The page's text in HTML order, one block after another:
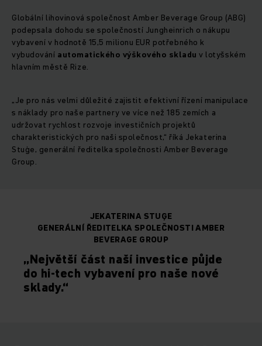
Globální lihovinová společnost Amber Beverage Group (ABG)
podepsala dohodu se společností Jungheinrich o nákupu
vybavení v hodnotě 15,5 milionu EUR potřebného k
vybudování automatického výškového skladu v lotyšském
hlavním městě Rize.
„Je pro nás velmi důležité zajistit efektivní řízení manipulace
s náklady pro naše partnery ve více než 185 zemích a
udržovat rychlost rozvoje investičních projektů
charakteristických pro naši společnost,“ říká Jekaterina
Stuģe, generální ředitelka společnosti Amber Beverage
Group.
JEKATERINA STUĢE
GENERÁLNÍ ŘEDITELKA SPOLEČNOSTI AMBER
BEVERAGE GROUP
„Největší část naší investice půjde
do hi-tech vybavení pro naše nové
sklady.“